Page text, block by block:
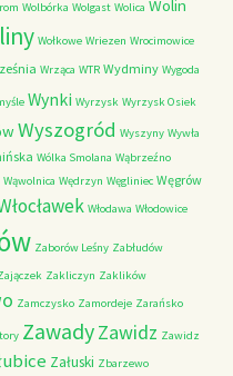
Wolbórka Wolgast Wolica Wolin
Wołkowe Wriezen Wrocimowice
Wrząca WTR Wydminy Wygoda
Wynki Wyrzysk Wyrzysk Osiek
Wyszogród Wyszyny Wywła
Wólka Smolana Wąbrzeźno
Wąwolnica Wędrzyn Węgliniec Węgrów
Włodawa Włodowice
Zaborów Leśny Zabłudów
Zakliczyn Zaklików
Zamczysko Zamordeje Zarańsko
ZawadyZawidz Zawidz
Załuski Zbarzewo